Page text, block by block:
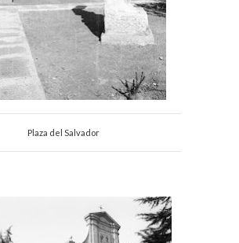
Plaza del Salvador